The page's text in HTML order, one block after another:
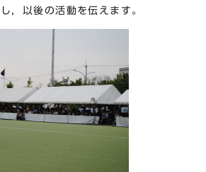
，以後の活動を伝えます。